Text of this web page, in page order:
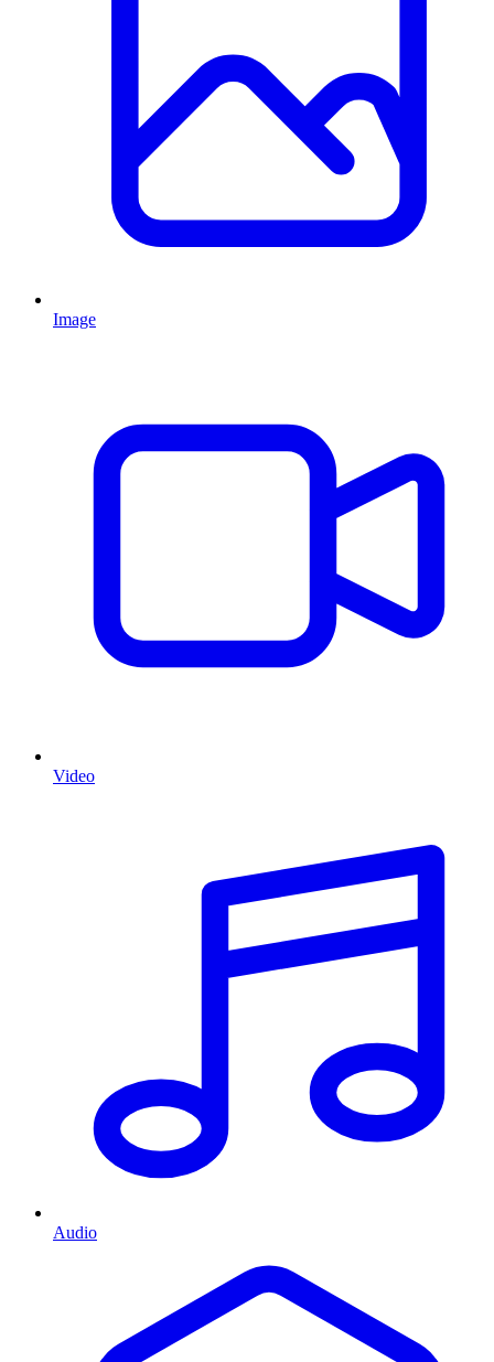
Image
Video
Audio